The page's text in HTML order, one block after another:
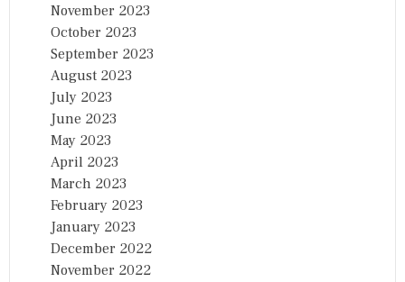
November 2023
October 2023
September 2023
August 2023
July 2023
June 2023
May 2023
April 2023
March 2023
February 2023
January 2023
December 2022
November 2022